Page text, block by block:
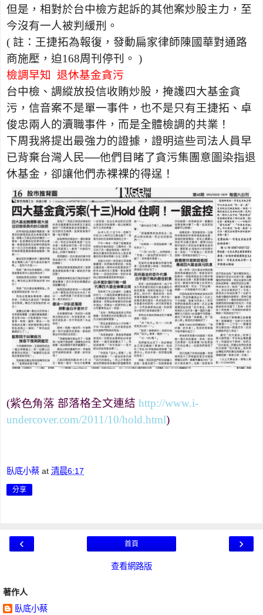
但是，相對於台中檢方起訴的其他案炒股主力，至
今沒有一人被判緩刑。
( 註：王捷拓為報復，發動扁家律師陳國華對通路
商施壓，迫168周刊停刊。 )
檢調早知
退休基金貪污
台中檢、調縱放投信收賄炒股，掩護四大基金貪
污，信音案不是單一事件，也不是只有王捷拓、卓
俊忠兩人的瀆職事件，而是全體檢調的共業！
下周我將提出最強力的證據，證明這些司法人員早
已背棄台灣人民──他們目睹了貪污集團意圖染指退
休基金，卻讓他們赤裸裸的得逞！
(紫色角落 部落格全文連結 http://www.i-
undercover.com/2011/10/hold.html)
臥底小蔡 at 清晨6:17
分享
‹ ›
首頁
查看網路版
著作人
臥底小蔡